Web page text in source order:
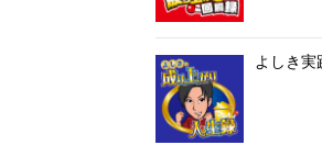
よしき実